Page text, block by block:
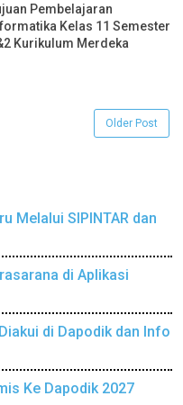
Pembelajaran
Kelas 11 Semester
Kurikulum Merdeka
Older Post
Melalui SIPINTAR dan
di Aplikasi
di Dapodik dan Info
Ke Dapodik 2027